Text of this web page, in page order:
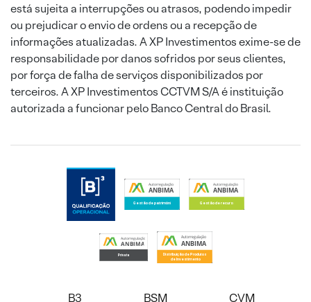
está sujeita a interrupções ou atrasos, podendo impedir
ou prejudicar o envio de ordens ou a recepção de
informações atualizadas. A XP Investimentos exime-se de
responsabilidade por danos sofridos por seus clientes,
por força de falha de serviços disponibilizados por
terceiros. A XP Investimentos CCTVM S/A é instituição
autorizada a funcionar pelo Banco Central do Brasil.
B3 BSM CVM